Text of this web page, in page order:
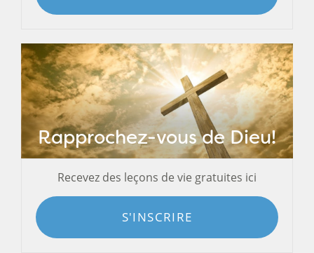
Rapprochez-vous de Dieu!
Recevez des leçons de vie gratuites ici
S'INSCRIRE